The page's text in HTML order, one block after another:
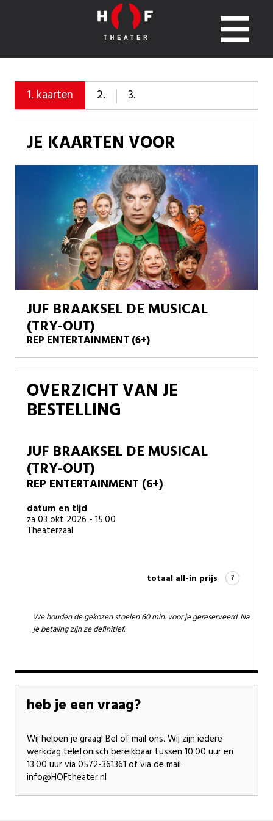
1. kaarten 2. 3.
JE KAARTEN VOOR
JUF BRAAKSEL DE MUSICAL
(TRY-OUT)
REP ENTERTAINMENT (6+)
OVERZICHT VAN JE
BESTELLING
JUF BRAAKSEL DE MUSICAL
(TRY-OUT)
REP ENTERTAINMENT (6+)
datum en tijd
za 03 okt 2026 - 15:00
Theaterzaal
totaal all-in prijs ?
We houden de gekozen stoelen 60 min. voor je gereserveerd. Na
je betaling zijn ze definitief.
heb je een vraag?
Wij helpen je graag! Bel of mail ons. Wij zijn iedere
werkdag telefonisch bereikbaar tussen 10.00 uur en
13.00 uur via 0572-361361 of via de mail:
info@HOFtheater.nl